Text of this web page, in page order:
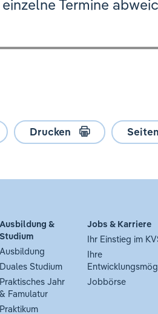
Termine
Drucken
Ausbildung &
Studium
Ausbildung
Duales Studium
Praktisches Jahr
& Famulatur
Praktikum
Jobs & Karriere
Ihr Einstieg im
Ihre
Jobbörse